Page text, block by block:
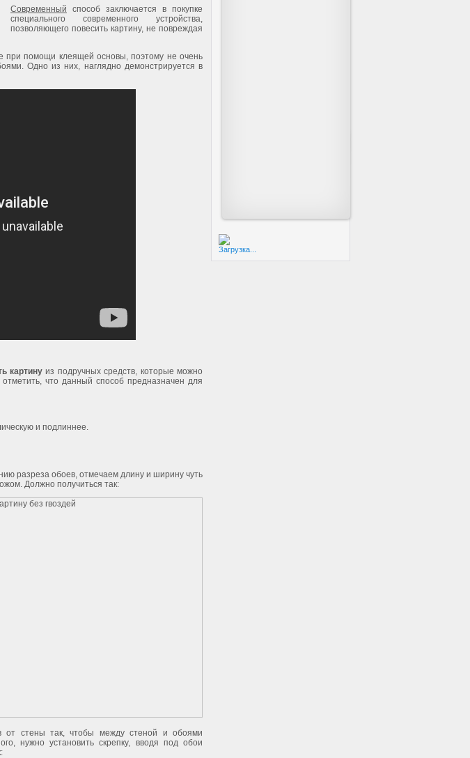
Загрузка...
Современный способ заключается в покупке
специального современного устройства,
позволяющего повесить картину, не повреждая
при помощи клеящей основы, поэтому не очень
Одно из них, наглядно демонстрируется в
картинуиз подручных средств, которые можно
что данный способ предназначен для
и подлиннее.
разреза обоев, отмечаем длину и ширину чуть
Должно получиться так:
от стены так, чтобы между стеной и обоями
нужно установить скрепку, вводя под обои